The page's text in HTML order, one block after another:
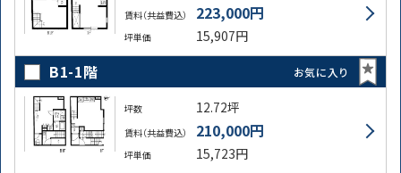
賃料（共益費込） 223,000円
坪単価 15,907円
B1-1階 お気に入り
坪数 12.72坪
賃料（共益費込） 210,000円
坪単価 15,723円